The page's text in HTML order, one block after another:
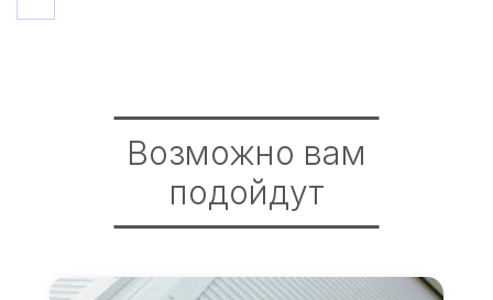
Возможно вам
подойдут